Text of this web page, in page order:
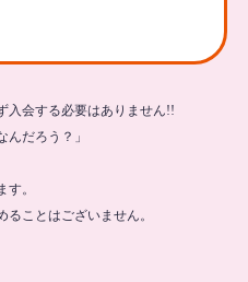
入会する必要はありません!!
んだろう？」
。
ことはございません。